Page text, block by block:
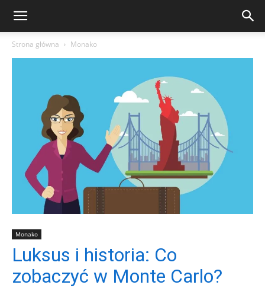
Strona główna Monako
Monako
Luksus i historia: Co
zobaczyć w Monte Carlo?